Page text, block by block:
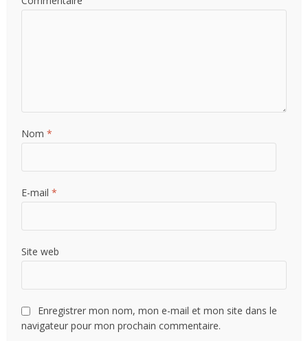
Nom*
E-mail*
Site web
Enregistrer mon nom, mon e-mail et mon site dans le
navigateur pour mon prochain commentaire.